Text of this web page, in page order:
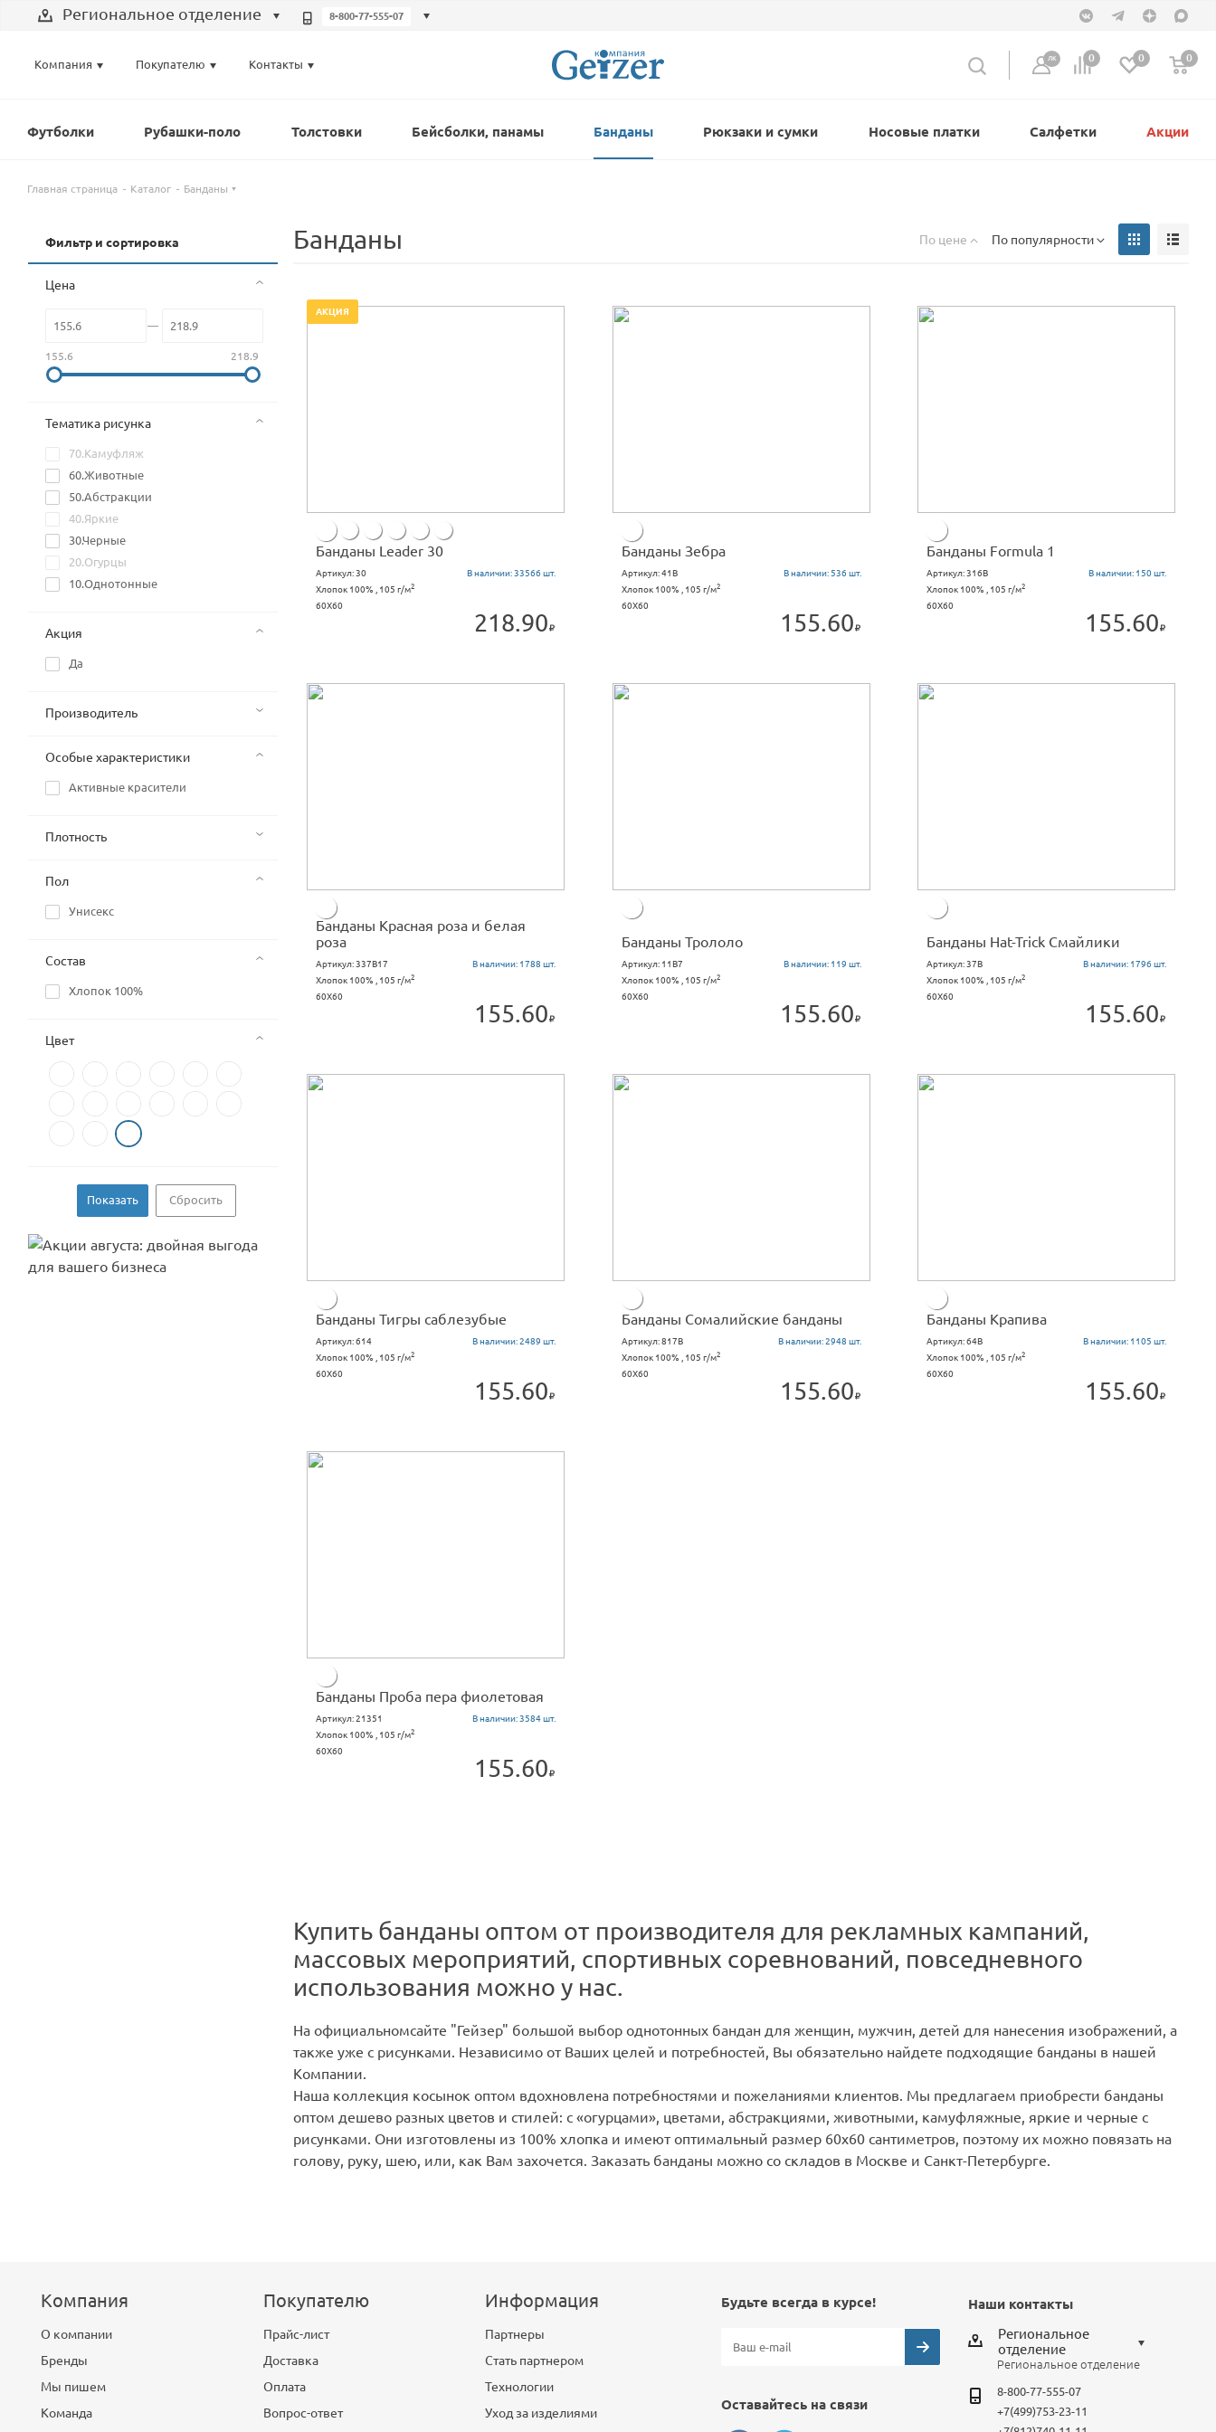
Региональное отделение 8-800-77-555-07
Компания Покупателю Контакты ЛК 0 0 0
Футболки Рубашки-поло Толстовки Бейсболки, панамы Банданы Рюкзаки и сумки Носовые платки Салфетки Акции
Главная страница Каталог Банданы
Фильтр и сортировка
Цена
155.6 218.9
Тематика рисунка
70.Камуфляж
60.Животные
50.Абстракции
40.Яркие
30.Черные
20.Огурцы
10.Однотонные
Акция
Да
Производитель
Особые характеристики
Активные красители
Плотность
Пол
Унисекс
Состав
Хлопок 100%
Цвет
Сбросить
Банданы По цене По популярности
АКЦИЯ
Банданы Leader 30
Артикул:30 В наличии:33566 шт.
Хлопок 100% , 105 г/м2
60X60
218.90
Банданы Зебра
Артикул:41B В наличии: 536 шт.
Хлопок 100% , 105 г/м2
60X60
155.60
Банданы Formula 1
Артикул:316B В наличии: 150 шт.
Хлопок 100% , 105 г/м2
60X60
155.60
Банданы Красная роза и белая
роза
Артикул:337B17 В наличии: 1788 шт.
Хлопок 100% , 105 г/м2
60X60
155.60
Банданы Трололо
Артикул: 11B7 В наличии: 119 шт.
Хлопок 100% , 105 г/м2
60X60
155.60
Банданы Hat-Trick Смайлики
Артикул:37B В наличии: 1796 шт.
Хлопок 100% , 105 г/м2
60X60
155.60
Банданы Тигры саблезубые
Артикул:614 В наличии:2489 шт.
Хлопок 100% , 105 г/м2
60X60
155.60
Банданы Сомалийские банданы
Артикул:817B В наличии:2948 шт.
Хлопок 100% , 105 г/м2
60X60
155.60
Банданы Крапива
Артикул:64B В наличии: 1105 шт.
Хлопок 100% , 105 г/м2
60X60
155.60
Банданы Проба пера фиолетовая
Артикул:21351 В наличии:3584 шт.
Хлопок 100% , 105 г/м2
60X60
155.60
Купить банданы оптом от производителя для рекламных кампаний,
массовых мероприятий, спортивных соревнований, повседневного
использования можно у нас.
На официальномсайте "Гейзер" большой выбор однотонных бандан для женщин, мужчин, детей для нанесения изображений, а
также уже с рисунками. Независимо от Ваших целей и потребностей, Вы обязательно найдете подходящие банданы в нашей
Компании.
Наша коллекция косынок оптом вдохновлена потребностями и пожеланиями клиентов. Мы предлагаем приобрести банданы
оптом дешево разных цветов и стилей: с «огурцами», цветами, абстракциями, животными, камуфляжные, яркие и черные с
рисунками. Они изготовлены из 100% хлопка и имеют оптимальный размер 60х60 сантиметров, поэтому их можно повязать на
голову, руку, шею, или, как Вам захочется. Заказать банданы можно со складов в Москве и Санкт-Петербурге.
Компания
О компании
Бренды
Мы пишем
Команда
Покупателю
Прайс-лист
Доставка
Оплата
Вопрос-ответ
Информация
Партнеры
Стать партнером
Технологии
Уход за изделиями
Будьте всегда в курсе!
Оставайтесь на связи
Наши контакты
Региональное
отделение
Выберите отделение
Региональное отделение
8-800-77-555-07
+7(499)753-23-11